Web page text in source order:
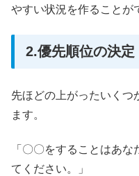
やすい状況を作ることが
2.優先順位の決定
先ほどの上がったいくつ
ます。
「〇〇をすることはあ
てください。」